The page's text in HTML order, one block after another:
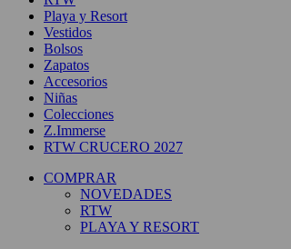
Playa y Resort
Vestidos
Bolsos
Zapatos
Accesorios
Niñas
Colecciones
Z.Immerse
RTW CRUCERO 2027
COMPRAR
NOVEDADES
RTW
PLAYA Y RESORT